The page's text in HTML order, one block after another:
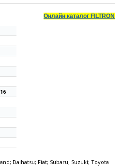
Онлайн каталог FILTRON
Daihatsu; Fiat; Subaru; Suzuki; Toyota